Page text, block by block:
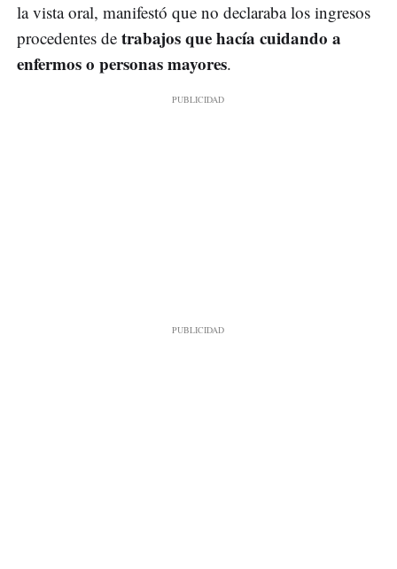
la vista oral, manifestó que no declaraba los ingresos
procedentes de trabajos que hacía cuidando a
enfermos o personas mayores.